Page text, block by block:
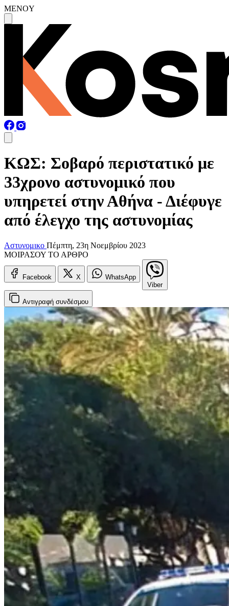
MENOY
ΚΩΣ: Σοβαρό περιστατικό με
33χρονο αστυνομικό που
υπηρετεί στην Αθήνα - Διέφυγε
από έλεγχο της αστυνομίας
Αστυνομικο Πέμπτη, 23η Νοεμβρίου 2023
ΜΟΙΡΑΣΟΥ ΤΟ ΑΡΘΡΟ
Facebook X
WhatsApp
Viber
Αντιγραφή συνδέσμου